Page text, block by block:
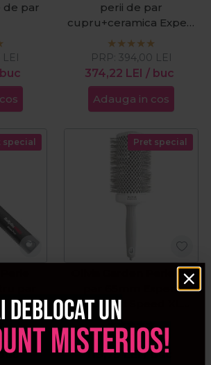
de par
LEI
perii de par
cupru+ceramica Expert
Blowout Heat Nylgard
Bristle
374,22 LEI / buc
PRP: 394,00 LEI
Adauga in cos
special Pret special
Olivia Garden Perie de
par 65mm Expert
Blowout Speed XL
White
119,79LEI / buc
PRP:231,00LEI
deblocat un
misterios!